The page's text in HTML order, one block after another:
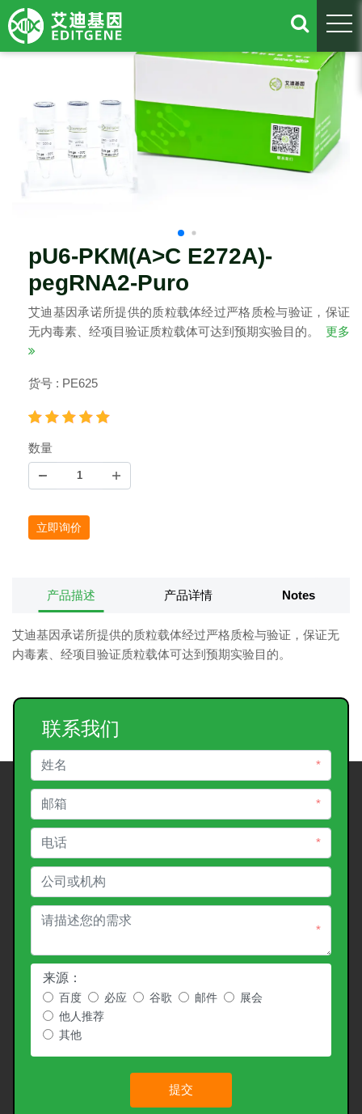
pU6-PKM(A>C E272A)-
pegRNA2-Puro
艾迪基因承诺所提供的质粒载体经过严格质检与验证，保证
无内毒素、经项目验证质粒载体可达到预期实验目的。
更多
货号 : PE625
数量
立即询价
产品描述 产品详情 Notes
艾迪基因承诺所提供的质粒载体经过严格质检与验证，保证无
内毒素、经项目验证质粒载体可达到预期实验目的。
联系我们
*
*
*
*
来源：
百度 必应 谷歌 邮件
展会
他人推荐
其他
提交